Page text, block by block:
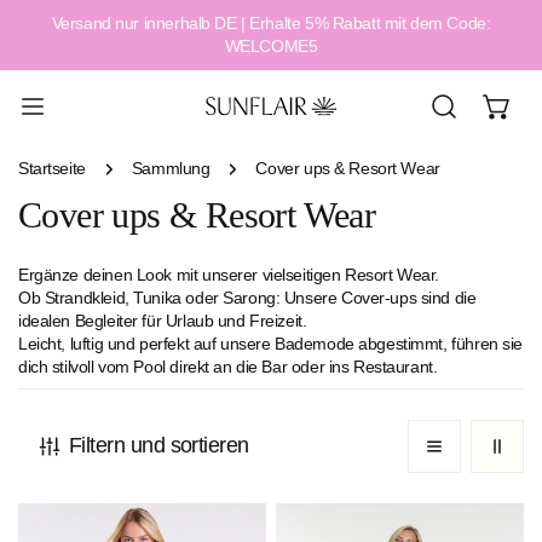
springen
Versand nur innerhalb DE | Erhalte 5% Rabatt mit dem Code:
WELCOME5
Startseite Sammlung Cover ups & Resort Wear
Cover ups & Resort Wear
Ergänze deinen Look mit unserer vielseitigen Resort Wear.
Ob Strandkleid, Tunika oder Sarong: Unsere Cover-ups sind die
idealen Begleiter für Urlaub und Freizeit.
Leicht, luftig und perfekt auf unsere Bademode abgestimmt, führen sie
dich stilvoll vom Pool direkt an die Bar oder ins Restaurant.
Filtern und sortieren